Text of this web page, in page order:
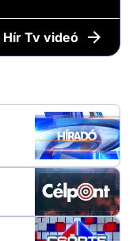
Hír Tv videó